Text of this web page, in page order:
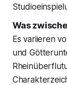
Was
Es variieren
und